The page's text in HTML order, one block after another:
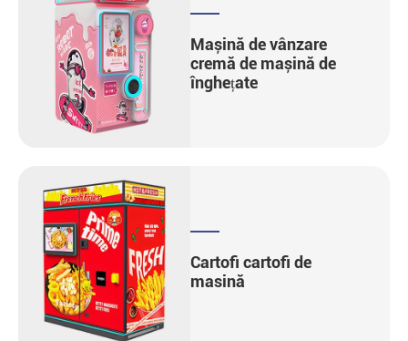
Mașină de vânzare
cremă de mașină de
înghețate
Cartofi cartofi de
masină